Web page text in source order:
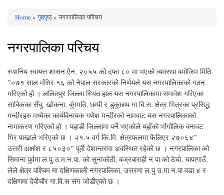
You are here
Home»गृहपृष्ठ» नगरपालिका परिचय
नगरपालिका परिचय
स्थानिय स्वायत्त शासन ऐन, २०५५ को दफा ८० मा भएको व्यवस्था बमोजिम मिति
”०७१ साल मंसिर १६ को नेपाल सरकारको निर्णयले यस नगरपालिकाको गठन
गरिएको हो । ललितपुर जिल्ला स्थित हाल यस नगरपालिकामा समावेश गरिएका
साबिकका सैंबु, खोकना, बुंगमति, छम्पी र डुकुछाप गा.बि.स. क्षेत्र भित्रका प्रसिद्ध
मन्दीरहरु मध्येका कार्यबिनायक गणेश मन्दीरको नामबाट यस नगरपालिकाको
नामाकरण गरिएको हो । पहाडी जिल्लामा पर्ने भएकोले यहाँको भौगोलिक बनावट
भिर पाखाले भरिएको छ । २१.५ वर्ग कि.मि. क्षेत्रफलमा फैलिएर २७०६४”
उत्तरी अक्षांश र ८५०३०” पूर्वी देशान्तरमा अवस्थित रहेको छ । नगरपालिका को
सिमाना पुर्वमा ल.पु.उ.म.न.पा. को सुनाकोठी, बज्रबाराही न.पा.को ठेचो, चापागाउँ,
लेले क्षेत्र पश्चिम मा दक्षिणकाली नगरपालिका, उत्तरमा ल.पु उ.मा.न.पा वडा ४ र
दक्षिणमा देवीचौर गा.वि.स संग जोडीएको छ ।